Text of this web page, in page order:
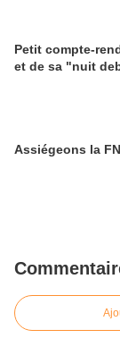
Petit compte-
et de sa "nuit
Assiégeons la